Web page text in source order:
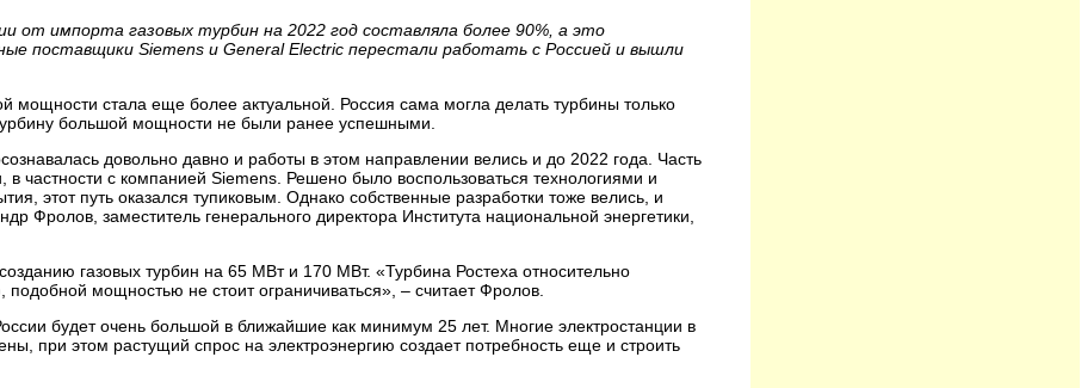
от импорта газовых турбин на 2022 год составляла более 90%, а это
поставщики Siemens и General Electric перестали работать с Россией и вышли
мощности стала еще более актуальной. Россия сама могла делать турбины только
большой мощности не были ранее успешными.
довольно давно и работы в этом направлении велись и до 2022 года. Часть
частности с компанией Siemens. Решено было воспользоваться технологиями и
этот путь оказался тупиковым. Однако собственные разработки тоже велись, и
Фролов, заместитель генерального директора Института национальной энергетики,
газовых турбин на 65 МВт и 170 МВт. «Турбина Ростеха относительно
мощностью не стоит ограничиваться», – считает Фролов.
будет очень большой в ближайшие как минимум 25 лет. Многие электростанции в
при этом растущий спрос на электроэнергию создает потребность еще и строить